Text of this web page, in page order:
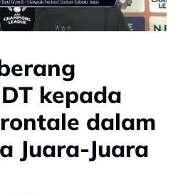
kepada
dalam
Juara-Juara